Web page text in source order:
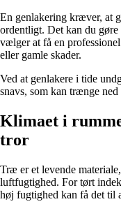
En genlakering kræver, at
ordentligt. Det kan du
vælger at få en
eller gamle skader.
Ved at genlakere i tide
snavs, som kan trænge
Klimaet i
tror
Træ er et levende
luftfugtighed. For tørt
høj fugtighed kan få det til